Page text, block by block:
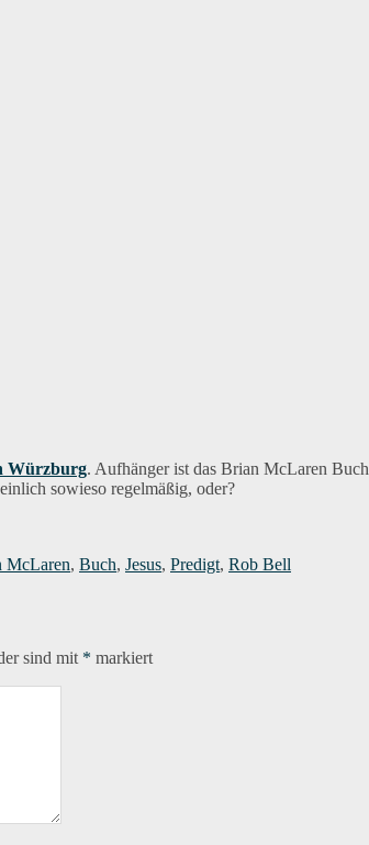
Würzburg. Aufhänger ist das Brian McLaren Buch
sowieso regelmäßig, oder?
McLaren, Buch, Jesus, Predigt, Rob Bell
sind mit * markiert